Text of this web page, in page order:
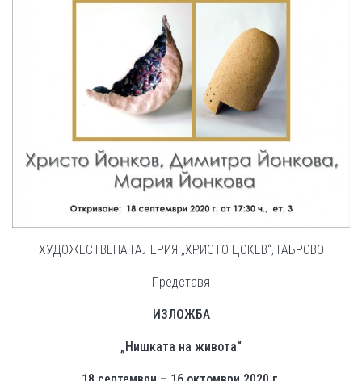
ХУДОЖЕСТВЕНА ГАЛЕРИЯ „ХРИСТО ЦОКЕВ“, ГАБРОВО
Представя
ИЗЛОЖБА
„Нишката на живота“